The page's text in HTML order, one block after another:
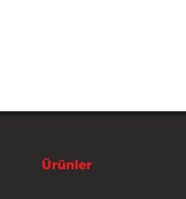
Ürünler